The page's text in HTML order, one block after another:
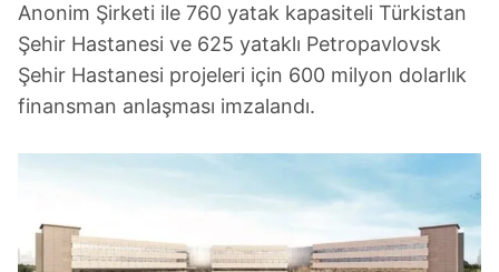
Anonim Şirketi ile 760 yatak kapasiteli Türkistan
Şehir Hastanesi ve 625 yataklı Petropavlovsk
Şehir Hastanesi projeleri için 600 milyon dolarlık
finansman anlaşması imzalandı.